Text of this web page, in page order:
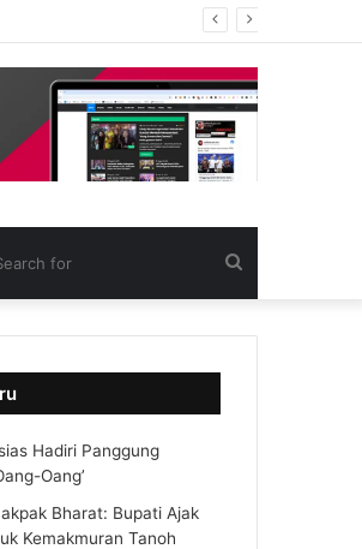
for
Hadiri Panggung
Oang’
Bharat: Bupati Ajak
Kemakmuran Tanoh